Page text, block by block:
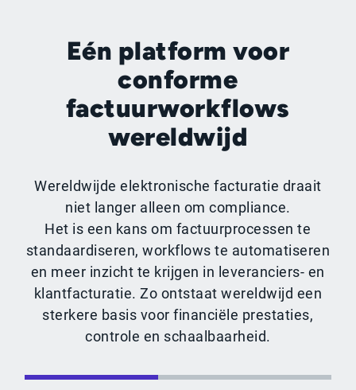
Eén platform voor
conforme
factuurworkflows
wereldwijd
Wereldwijde elektronische facturatie draait
niet langer alleen om compliance.
Het is een kans om factuurprocessen te
standaardiseren, workflows te automatiseren
en meer inzicht te krijgen in leveranciers- en
klantfacturatie. Zo ontstaat wereldwijd een
sterkere basis voor financiële prestaties,
controle en schaalbaarheid.